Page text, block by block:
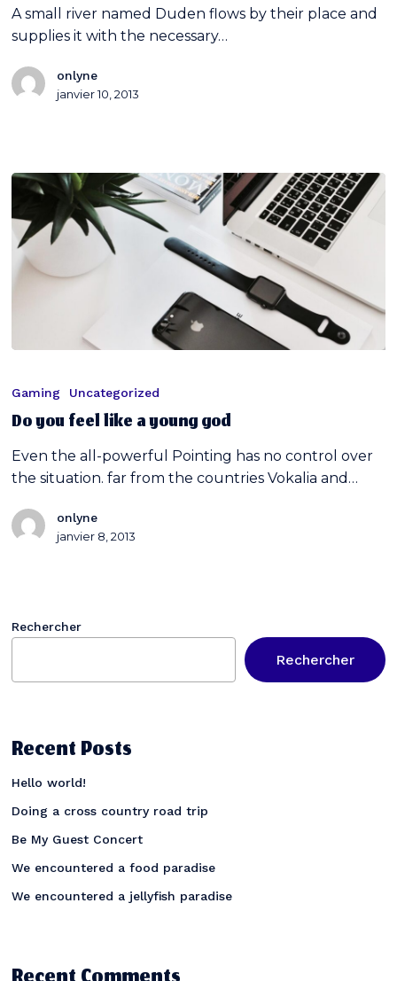
A small river named Duden flows by their place and
supplies it with the necessary…
onlyne
janvier 10, 2013
like
a
young
Gaming Uncategorized
Do you feel like a young god
Even the all-powerful Pointing has no control over
the situation. far from the countries Vokalia and…
onlyne
janvier 8, 2013
Rechercher
Rechercher
Recent Posts
Hello world!
Doing a cross country road trip
Be My Guest Concert
We encountered a food paradise
We encountered a jellyfish paradise